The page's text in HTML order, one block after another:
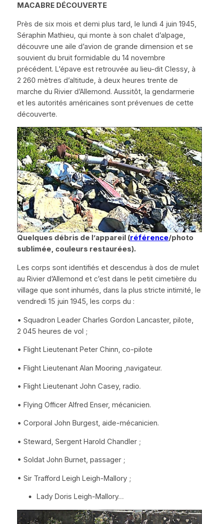
MACABRE DÉCOUVERTE
Près de six mois et demi plus tard, le lundi 4 juin 1945,
Séraphin Mathieu, qui monte à son chalet d’alpage,
découvre une aile d’avion de grande dimension et se
souvient du bruit formidable du 14 novembre
précédent. L’épave est retrouvée au lieu-dit Clessy, à
2 260 mètres d’altitude, à deux heures trente de
marche du Rivier d’Allemond. Aussitôt, la gendarmerie
et les autorités américaines sont prévenues de cette
découverte.
Quelques débris de l’appareil (référence/photo
sublimée, couleurs restaurées).
Les corps sont identifiés et descendus à dos de mulet
au Rivier d’Allemond et c’est dans le petit cimetière du
village que sont inhumés, dans la plus stricte intimité, le
vendredi 15 juin 1945, les corps du :
• Squadron LeaderCharles Gordon Lancaster, pilote,
2 045 heures de vol ;
• Flight LieutenantPeter Chinn, co-pilote
• Flight LieutenantAlan Mooring ,navigateur.
• Flight LieutenantJohn Casey, radio.
• Flying OfficerAlfred Enser, mécanicien.
• Corporal John Burgest, aide-mécanicien.
• Steward, SergentHarold Chandler ;
• Soldat John Burnet, passager ;
• Sir Trafford Leigh Leigh-Mallory ;
Lady Doris Leigh-Mallory…